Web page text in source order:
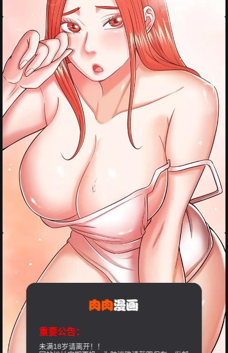
重要公告：
未满18岁请离开！！